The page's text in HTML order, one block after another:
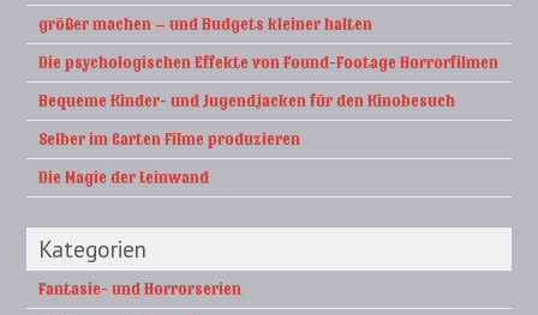
größer machen – und Budgets kleiner halten
Die psychologischen Effekte von Found-Footage Horrorfilmen
Bequeme Kinder- und Jugendjacken für den Kinobesuch
Selber im Garten Filme produzieren
Die Magie der Leinwand
Kategorien
Fantasie- und Horrorserien